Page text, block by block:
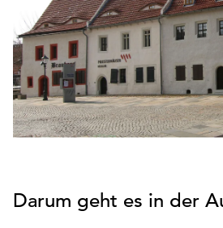
(funktionale
Cookies),
sowie
solche,
die
lediglich
zu
anonymen
werden.
Darum geht es in der